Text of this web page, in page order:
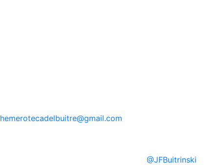
hemerotecadelbuitre@gmail.com
@JFBuitrinski